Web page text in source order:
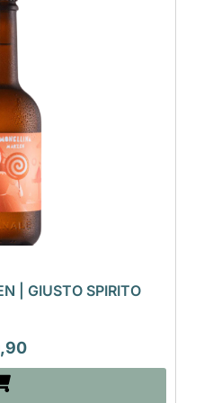
| GIUSTO SPIRITO